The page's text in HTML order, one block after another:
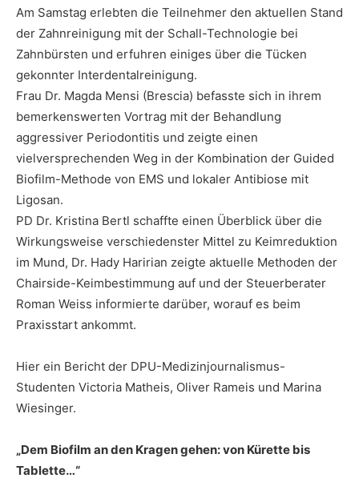
Am Samstag erlebten die Teilnehmer den aktuellen Stand
der Zahnreinigung mit der Schall-Technologie bei
Zahnbürsten und erfuhren einiges über die Tücken
gekonnter Interdentalreinigung.
Frau Dr. Magda Mensi (Brescia) befasste sich in ihrem
bemerkenswerten Vortrag mit der Behandlung
aggressiver Periodontitis und zeigte einen
vielversprechenden Weg in der Kombination der Guided
Biofilm-Methode von EMS und lokaler Antibiose mit
Ligosan.
PD Dr. Kristina Bertl schaffte einen Überblick über die
Wirkungsweise verschiedenster Mittel zu Keimreduktion
im Mund, Dr. Hady Haririan zeigte aktuelle Methoden der
Chairside-Keimbestimmung auf und der Steuerberater
Roman Weiss informierte darüber, worauf es beim
Praxisstart ankommt.
Hier ein Bericht der DPU-Medizinjournalismus-
Studenten Victoria Matheis, Oliver Rameis und Marina
Wiesinger.
„Dem Biofilm an den Kragen gehen: von Kürette bis
Tablette…“